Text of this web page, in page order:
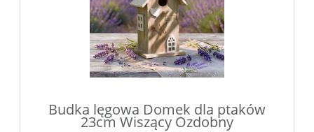
Budka lęgowa Domek dla ptaków
23cm Wiszący Ozdobny